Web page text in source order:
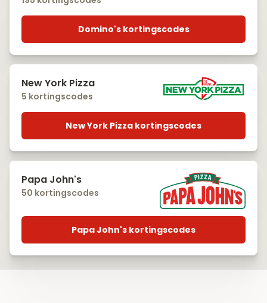
Domino's kortingscodes
New York Pizza
5 kortingscodes
New York Pizza kortingscodes
Papa John's
50 kortingscodes
Papa John's kortingscodes